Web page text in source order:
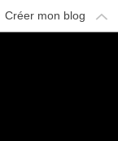
Créer mon blog